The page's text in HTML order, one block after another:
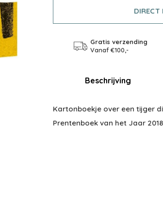
DIRECT
Gratis verzending
Vanaf €100,-
Beschrijving
Kartonboekje over een tijger
Prentenboek van het Jaar